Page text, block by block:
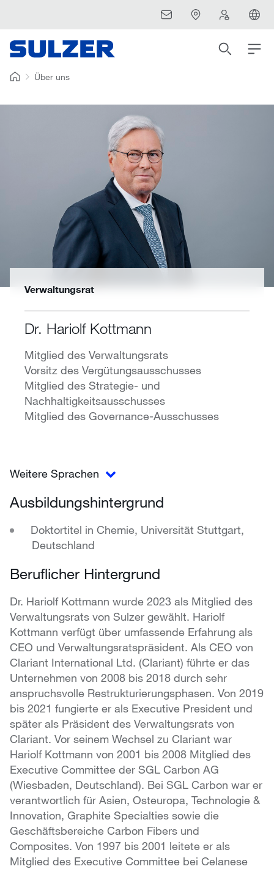
Über uns
Verwaltungsrat
Dr. Hariolf Kottmann
Mitglied des Verwaltungsrats
Vorsitz des Vergütungsausschusses
Mitglied des Strategie- und
Nachhaltigkeitsausschusses
Mitglied des Governance-Ausschusses
Weitere Sprachen
Ausbildungshintergrund
Doktortitel in Chemie, Universität Stuttgart,
Deutschland
Beruflicher Hintergrund
Dr. Hariolf Kottmann wurde 2023 als Mitglied des
Verwaltungsrats von Sulzer gewählt. Hariolf
Kottmann verfügt über umfassende Erfahrung als
CEO und Verwaltungsratspräsident. Als CEO von
Clariant International Ltd. (Clariant) führte er das
Unternehmen von 2008 bis 2018 durch sehr
anspruchsvolle Restrukturierungsphasen. Von 2019
bis 2021 fungierte er als Executive President und
später als Präsident des Verwaltungsrats von
Clariant. Vor seinem Wechsel zu Clariant war
Hariolf Kottmann von 2001 bis 2008 Mitglied des
Executive Committee der SGL Carbon AG
(Wiesbaden, Deutschland). Bei SGL Carbon war er
verantwortlich für Asien, Osteuropa, Technologie &
Innovation, Graphite Specialties sowie die
Geschäftsbereiche Carbon Fibers und
Composites. Von 1997 bis 2001 leitete er als
Mitglied des Executive Committee bei Celanese